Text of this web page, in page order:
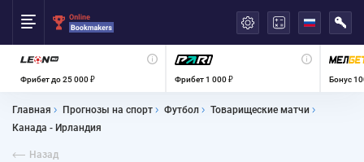
Фрибет до 25 000 ₽ Фрибет 1 000 ₽ Бонус
Главная Прогнозы на спорт Футбол
Товарищеские матчи
Канада - Ирландия
Назад